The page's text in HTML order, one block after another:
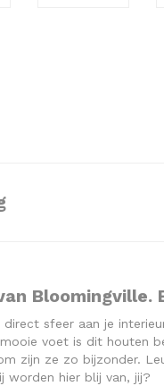
Bloomingville.
sfeer aan je
voet is dit houten
zijn ze zo bijzonder.
worden hier blij van, jij?